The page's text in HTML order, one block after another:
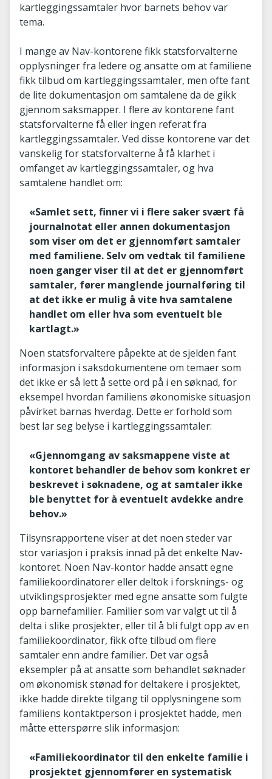
kartleggingssamtaler hvor barnets behov var
tema.
I mange av Nav-kontorene fikk statsforvalterne
opplysninger fra ledere og ansatte om at familiene
fikk tilbud om kartleggingssamtaler, men ofte fant
de lite dokumentasjon om samtalene da de gikk
gjennom saksmapper. I flere av kontorene fant
statsforvalterne få eller ingen referat fra
kartleggingssamtaler. Ved disse kontorene var det
vanskelig for statsforvalterne å få klarhet i
omfanget av kartleggingssamtaler, og hva
samtalene handlet om:
«Samlet sett, finner vi i flere saker svært få
journalnotat eller annen dokumentasjon
som viser om det er gjennomført samtaler
med familiene. Selv om vedtak til familiene
noen ganger viser til at det er gjennomført
samtaler, fører manglende journalføring til
at det ikke er mulig å vite hva samtalene
handlet om eller hva som eventuelt ble
kartlagt.»
Noen statsforvaltere påpekte at de sjelden fant
informasjon i saksdokumentene om temaer som
det ikke er så lett å sette ord på i en søknad, for
eksempel hvordan familiens økonomiske situasjon
påvirket barnas hverdag. Dette er forhold som
best lar seg belyse i kartleggingssamtaler:
«Gjennomgang av saksmappene viste at
kontoret behandler de behov som konkret er
beskrevet i søknadene, og at samtaler ikke
ble benyttet for å eventuelt avdekke andre
behov.»
Tilsynsrapportene viser at det noen steder var
stor variasjon i praksis innad på det enkelte Nav-
kontoret. Noen Nav-kontor hadde ansatt egne
familiekoordinatorer eller deltok i forsknings- og
utviklingsprosjekter med egne ansatte som fulgte
opp barnefamilier. Familier som var valgt ut til å
delta i slike prosjekter, eller til å bli fulgt opp av en
familiekoordinator, fikk ofte tilbud om flere
samtaler enn andre familier. Det var også
eksempler på at ansatte som behandlet søknader
om økonomisk stønad for deltakere i prosjektet,
ikke hadde direkte tilgang til opplysningene som
familiens kontaktperson i prosjektet hadde, men
måtte etterspørre slik informasjon:
«Familiekoordinator til den enkelte familie i
prosjektet gjennomfører en systematisk